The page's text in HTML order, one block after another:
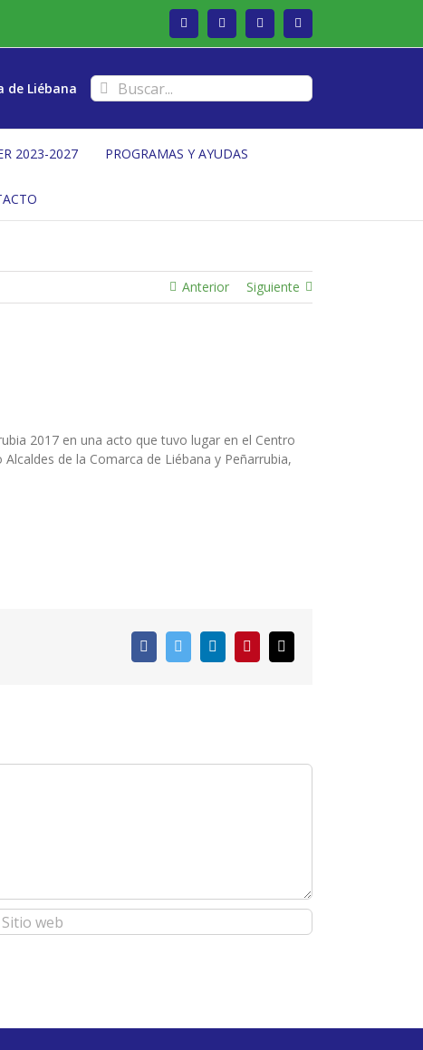
Facebook Twitter Instagram
de Liébana Buscar:
2023-2027 PROGRAMAS Y AYUDAS
Anterior Siguiente
2017 en una acto que tuvo lugar en el Centro
de la Comarca de Liébana y Peñarrubia,
FacebookTwitter LinkedInPinterest
electrónico